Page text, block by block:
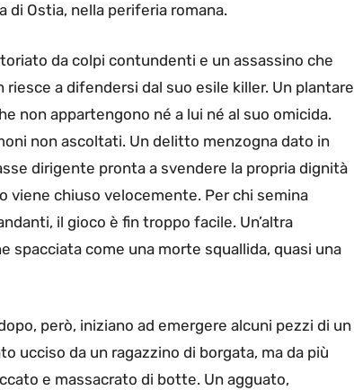
di Ostia, nella periferia romana.
da colpi contundenti e un assassino che
a difendersi dal suo esile killer. Un plantare
non appartengono né a lui né al suo omicida.
non ascoltati. Un delitto menzogna dato in
dirigente pronta a svendere la propria dignità
viene chiuso velocemente. Per chi semina
il gioco è fin troppo facile. Un’altra
spacciata come una morte squallida, quasi una
però, iniziano ad emergere alcuni pezzi di un
ucciso da un ragazzino di borgata, ma da più
e massacrato di botte. Un agguato,